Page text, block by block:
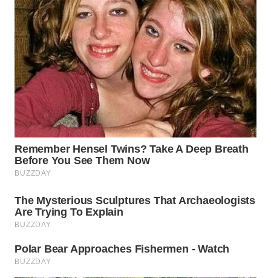
WN
INDRAMAYU
WN
KUNINGAN
WN
MAJALENGKA
WN
SUBANG
SUKABUMI
PURWAKARTA